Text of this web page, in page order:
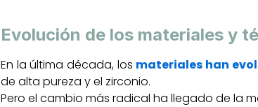
Evolución de los materiales y
En la última década, los materiales han
de alta pureza y el zirconio.
Pero el cambio más radical ha llegado de la